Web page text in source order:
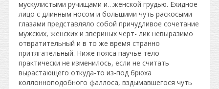
мускулистыми ручищами и…женской грудью. Ехидное
лицо с длинным носом и большими чуть раскосыми
глазами представляло собой причудливое сочетание
мужских, женских и звериных черт- лик невыразимо
отвратительный и в то же время странно
притягательный. Ниже пояса паучье тело
практически не изменилось, если не считать
вырастающего откуда-то из-под брюха
коллонноподобного фаллоса, вздымавшегося чуть